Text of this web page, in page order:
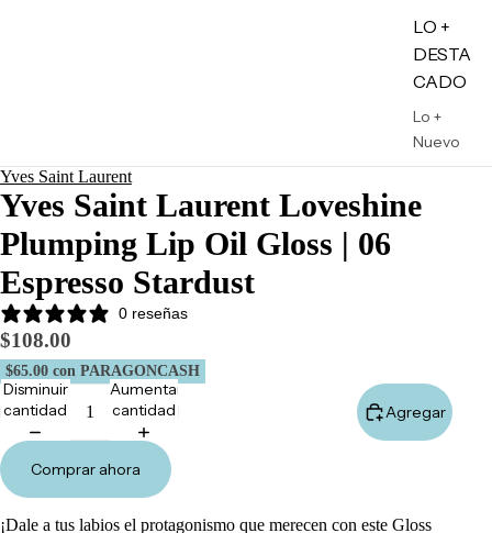
LO +
DESTA
CADO
Lo +
Nuevo
Sets de
Tarjetas
de
Regalo
Yves Saint Laurent
Yves Saint Laurent Loveshine
Plumping Lip Oil Gloss | 06
Espresso Stardust
0 reseñas
$108.00
$65.00 con PARAGONCASH
Disminuir
cantidad
Aumentar
cantidad
Agregar
Comprar ahora
¡Dale a tus labios el protagonismo que merecen con este Gloss